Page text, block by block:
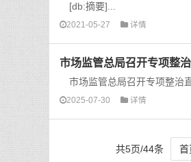
[db:摘要]...
2021-05-27 详情
市场监管总局召开专项整
市场监管总局召开专项整治
2025-07-30 详情
共5页/44条 首